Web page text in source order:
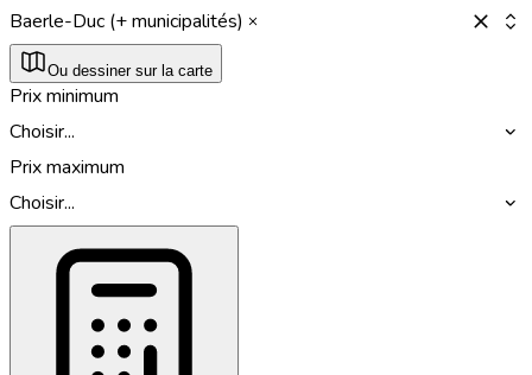
Baerle-Duc (+ municipalités)
Ou dessiner sur la carte
Prix minimum
Choisir...
Prix maximum
Choisir...